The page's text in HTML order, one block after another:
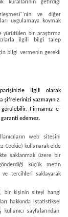
kurallarının getirdiği
ve diğer
uygulamaya koymak
yürütülen bir araştırma
ilgili bilgi talep
bilgi vermenin gerekli
ilgili olarak
şifrelerinizi yazmayınız.
Firmamız e-
garanti edemez.
web sitesini
Cookie) kullanarak elde
saklanmak üzere bir
küçük metin
ve tercihleri saklayarak
bir kişinin siteyi hangi
hakkında istatistiksel
sayfalarından